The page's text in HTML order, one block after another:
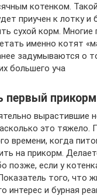
котенком.
приучен к лотку и
сухой корм. Многие
именно котят
задумываются о
большего уча
первый прикорм
вырастившие
это тяжело.
времени, когда
на прикорм.
позже, если у
того, что
интерес и бурная